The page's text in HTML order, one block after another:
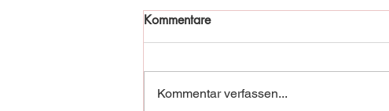
Fischadler in Not!
Kommentare
Kommentar verfassen...